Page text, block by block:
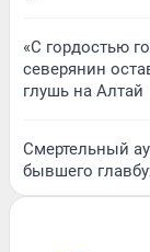
«С гордостью
северянин
глушь на Алтай
Смертельный
бывшего